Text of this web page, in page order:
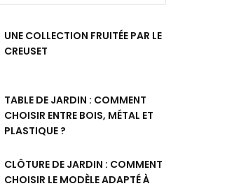
UNE COLLECTION FRUITÉE PAR LE
CREUSET
TABLE DE JARDIN : COMMENT
CHOISIR ENTRE BOIS, MÉTAL ET
PLASTIQUE ?
CLÔTURE DE JARDIN : COMMENT
CHOISIR LE MODÈLE ADAPTÉ À